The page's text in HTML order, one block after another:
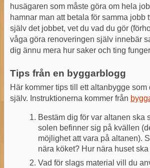
husägaren som måste göra om hela
hamnar man att betala för samma jobb
själv det jobbet, vet du vad du gör
våga göra renoveringen själv innebär
dig ännu mera hur saker och ting
Tips från en byggarblogg
Här kommer tips till ett altanbygge som
själv. Instruktionerna kommer från
Bestäm dig för var altanen ska
solen befinner sig på kvällen
möjlighet att vara på altanen).
nära köket? Hur nära huset
Vad för slags material vill du